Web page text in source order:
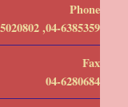
Phone
04-6385359, 0775020802, 0775020812
Fax
04-6280684